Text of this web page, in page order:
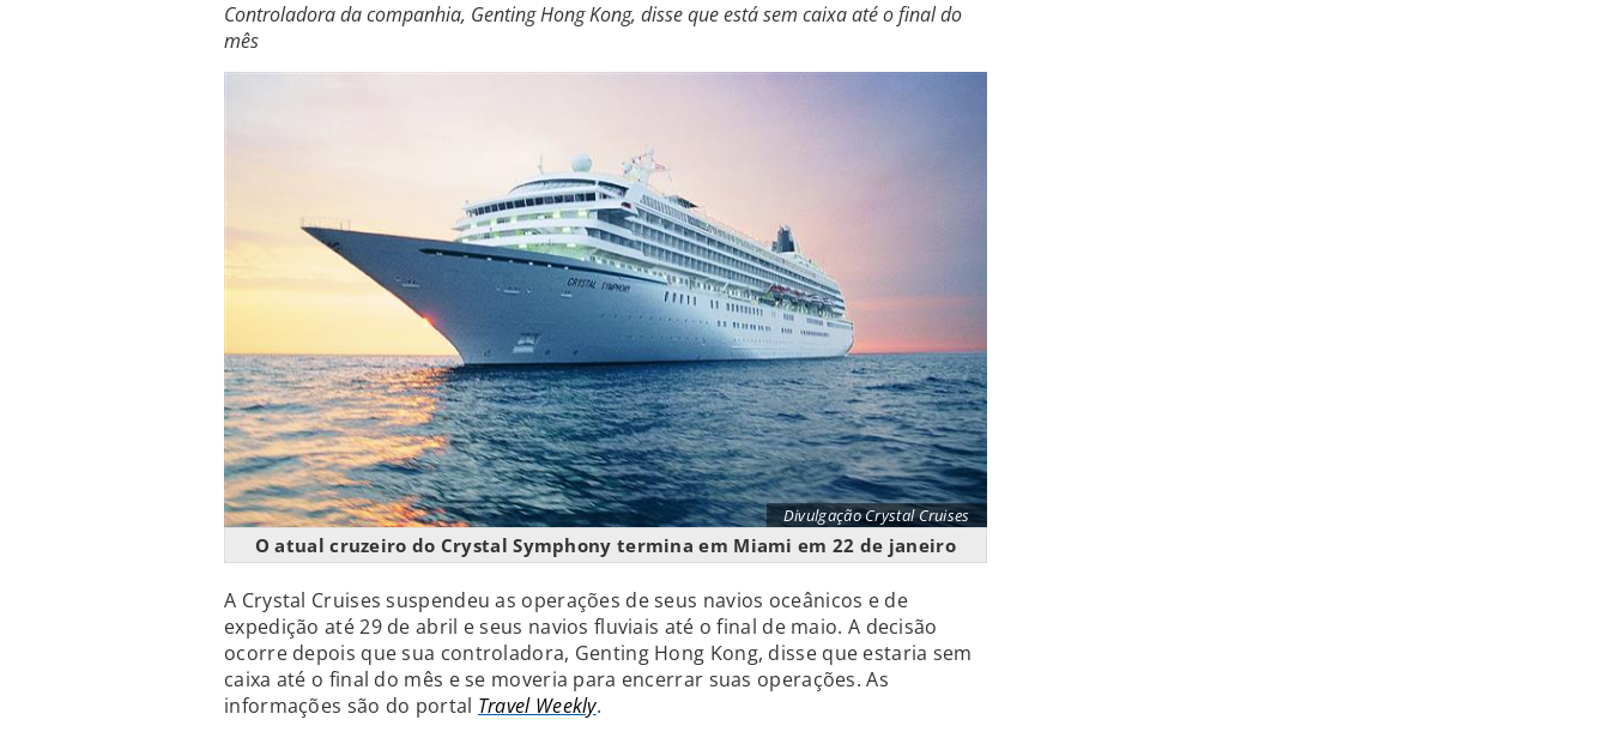
Controladora da companhia, Genting Hong Kong, disse que está sem caixa até o final do
mês
Divulgação Crystal Cruises
O atual cruzeiro do Crystal Symphony termina em Miami em 22 de janeiro
A Crystal Cruises suspendeu as operações de seus navios oceânicos e de
expedição até 29 de abril e seus navios fluviais até o final de maio. A decisão
ocorre depois que sua controladora, Genting Hong Kong, disse que estaria sem
caixa até o final do mês e se moveria para encerrar suas operações. As
informações são do portal Travel Weekly.